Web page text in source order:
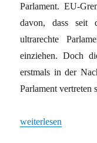
Parlament. EU-
davon, dass seit
ultrarechte
einziehen. Doch
erstmals in der
Parlament
„Die Rechte gehört
weiterlesen